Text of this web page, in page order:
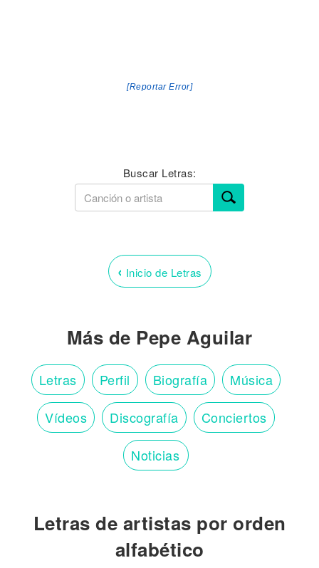
[Reportar Error]
Buscar Letras:
‹ Inicio de Letras
Más de Pepe Aguilar
Letras Perfil Biografía Música
Vídeos Discografía Conciertos
Noticias
Letras de artistas por orden
alfabético